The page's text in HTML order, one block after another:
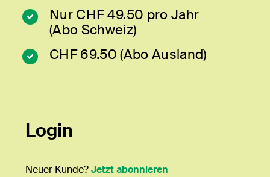
Nur CHF 49.50 pro Jahr
(Abo Schweiz)
CHF 69.50 (Abo Ausland)
Login
Neuer Kunde?Jetzt abonnieren